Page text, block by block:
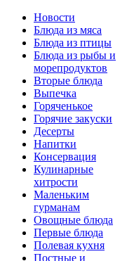
Новости
Блюда из мяса
Блюда из птицы
Блюда из рыбы и
морепродуктов
Вторые блюда
Выпечка
Горяченькое
Горячие закуски
Десерты
Напитки
Консервация
Кулинарные
хитрости
Маленьким
гурманам
Овощные блюда
Первые блюда
Полевая кухня
Постные и